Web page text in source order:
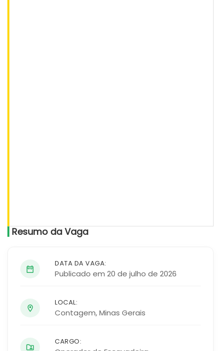
Resumo da Vaga
DATA DA VAGA:
Publicado em 20 de julho de 2026
LOCAL:
Contagem,Minas Gerais
CARGO: